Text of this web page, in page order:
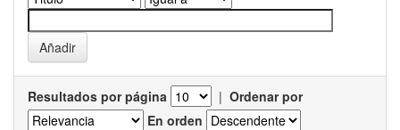
Resultados por página | Ordenar por
En orden